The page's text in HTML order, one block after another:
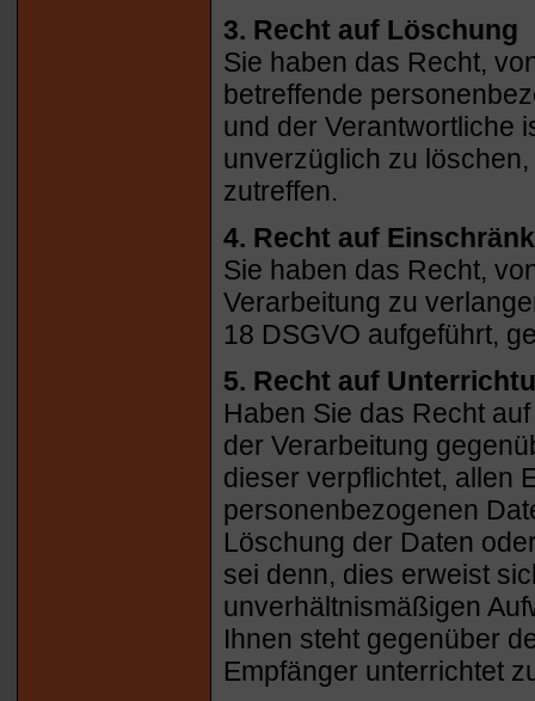
3. Recht auf Löschung
Sie haben das Recht,
betreffende
und der Verantwortliche
unverzüglich zu
zutreffen.
4. Recht auf
Sie haben das Recht,
Verarbeitung zu
18 DSGVO aufgeführt,
5. Recht auf
Haben Sie das Recht
der Verarbeitung
dieser verpflichtet, allen
personenbezogenen
Löschung der Daten
sei denn, dies erweist
unverhältnismäßigen
Ihnen steht gegenüber
Empfänger unterrichtet